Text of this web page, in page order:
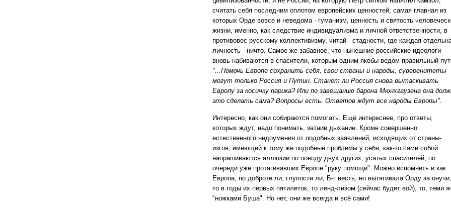
считать себя последним оплотом европейских ценностей, самая главная из
которых Орде вовсе и неведома - гуманизм, ценность и святость
жизни, именно, как следствие индивидуализма и личной ответственности, в
противовес русскому коллективизму, читай - стадности, где каждая
личность - ничто. Самое же забавное, что нынешние российские идеологи
вновь набиваются в спасители, которым одним якобы ведом правильный
"...Помочь Европе сохранить себя, свои страны и народы, суверенитеты
могут только Россия и Путин. Станет ли Россия снова вытаскивать
Европу за косичку парика? Или по завещанию барона Мюнхгаузена она
это сделать сама? Вопросы есть. Ответов ждут все народы Европы".
Интересно, как они собираются помогать. Ещё интереснее, про ответы,
которых ждут, надо понимать, затаив дыхание. Кроме совершенно
естественного недоумения от подобных заявлений, исходящих от страны-
изгоя, имеющей к тому же подобные проблемы у себя, как-то сами собой
напрашиваются аллюзии по поводу двух других, усатых спасителей, по
очереди уже протягивавших Европе "руку помощи". Можно вспомнить и как
Европа, по доброте ли, глупости ли, Б-г весть, но вытягивала Орду за онучи,
то в годы их первых пятилеток, то ленд-лизом (сейчас будет вой), то, теми
"ножками Буша". Но нет, они же всегда и всё сами!